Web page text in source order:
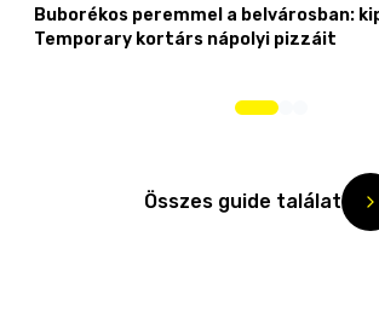
Buborékos peremmel a belvárosban:
Temporary kortárs nápolyi pizzáit
Összes guide találat